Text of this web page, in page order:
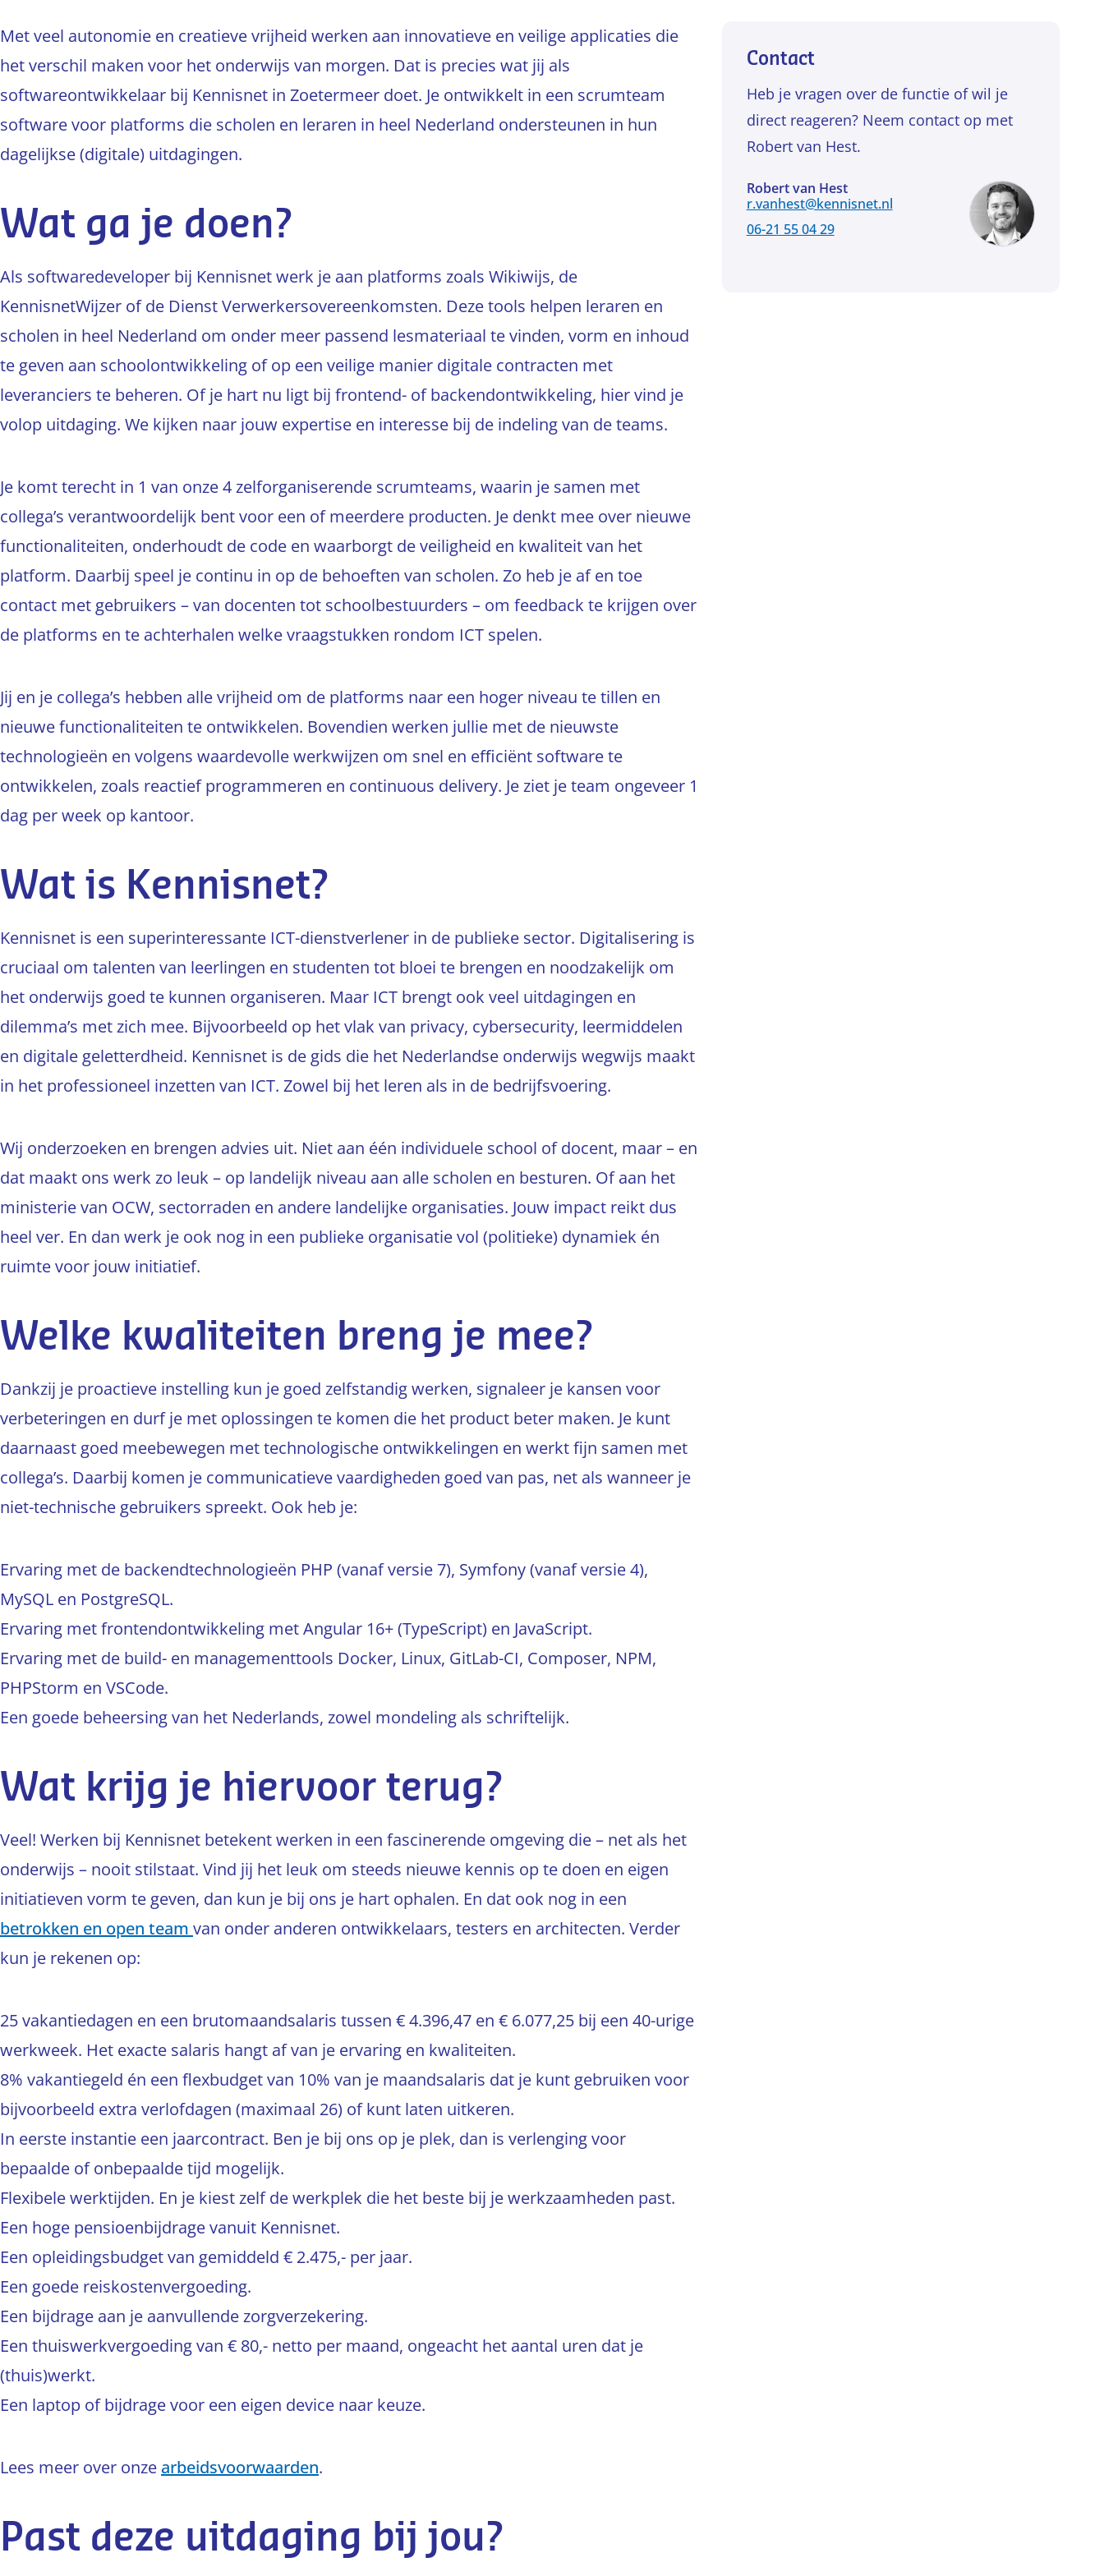
Contact
Heb je vragen over de functie of wil je
direct reageren? Neem contact op met
Robert van Hest.
Robert van Hest
r.vanhest@kennisnet.nl
06-21 55 04 29
Met veel autonomie en creatieve vrijheid werken aan innovatieve en veilige applicaties die
het verschil maken voor het onderwijs van morgen. Dat is precies wat jij als
softwareontwikkelaar bij Kennisnet in Zoetermeer doet. Je ontwikkelt in een scrumteam
software voor platforms die scholen en leraren in heel Nederland ondersteunen in hun
dagelijkse (digitale) uitdagingen.
Wat ga je doen?
Als softwaredeveloper bij Kennisnet werk je aan platforms zoals Wikiwijs, de
KennisnetWijzer of de Dienst Verwerkersovereenkomsten. Deze tools helpen leraren en
scholen in heel Nederland om onder meer passend lesmateriaal te vinden, vorm en inhoud
te geven aan schoolontwikkeling of op een veilige manier digitale contracten met
leveranciers te beheren. Of je hart nu ligt bij frontend- of backendontwikkeling, hier vind je
volop uitdaging. We kijken naar jouw expertise en interesse bij de indeling van de teams.
Je komt terecht in 1 van onze 4 zelforganiserende scrumteams, waarin je samen met
collega’s verantwoordelijk bent voor een of meerdere producten. Je denkt mee over nieuwe
functionaliteiten, onderhoudt de code en waarborgt de veiligheid en kwaliteit van het
platform. Daarbij speel je continu in op de behoeften van scholen. Zo heb je af en toe
contact met gebruikers – van docenten tot schoolbestuurders – om feedback te krijgen over
de platforms en te achterhalen welke vraagstukken rondom ICT spelen.
Jij en je collega’s hebben alle vrijheid om de platforms naar een hoger niveau te tillen en
nieuwe functionaliteiten te ontwikkelen. Bovendien werken jullie met de nieuwste
technologieën en volgens waardevolle werkwijzen om snel en efficiënt software te
ontwikkelen, zoals reactief programmeren en continuous delivery. Je ziet je team ongeveer 1
dag per week op kantoor.
Wat is Kennisnet?
Kennisnet is een superinteressante ICT-dienstverlener in de publieke sector. Digitalisering is
cruciaal om talenten van leerlingen en studenten tot bloei te brengen en noodzakelijk om
het onderwijs goed te kunnen organiseren. Maar ICT brengt ook veel uitdagingen en
dilemma’s met zich mee. Bijvoorbeeld op het vlak van privacy, cybersecurity, leermiddelen
en digitale geletterdheid. Kennisnet is de gids die het Nederlandse onderwijs wegwijs maakt
in het professioneel inzetten van ICT. Zowel bij het leren als in de bedrijfsvoering.
Wij onderzoeken en brengen advies uit. Niet aan één individuele school of docent, maar – en
dat maakt ons werk zo leuk – op landelijk niveau aan alle scholen en besturen. Of aan het
ministerie van OCW, sectorraden en andere landelijke organisaties. Jouw impact reikt dus
heel ver. En dan werk je ook nog in een publieke organisatie vol (politieke) dynamiek én
ruimte voor jouw initiatief.
Welke kwaliteiten breng je mee?
Dankzij je proactieve instelling kun je goed zelfstandig werken, signaleer je kansen voor
verbeteringen en durf je met oplossingen te komen die het product beter maken. Je kunt
daarnaast goed meebewegen met technologische ontwikkelingen en werkt fijn samen met
collega’s. Daarbij komen je communicatieve vaardigheden goed van pas, net als wanneer je
niet-technische gebruikers spreekt. Ook heb je:
Ervaring met de backendtechnologieën PHP (vanaf versie 7), Symfony (vanaf versie 4),
MySQL en PostgreSQL.
Ervaring met frontendontwikkeling met Angular 16+ (TypeScript) en JavaScript.
Ervaring met de build- en managementtools Docker, Linux, GitLab-CI, Composer, NPM,
PHPStorm en VSCode.
Een goede beheersing van het Nederlands, zowel mondeling als schriftelijk.
Wat krijg je hiervoor terug?
Veel! Werken bij Kennisnet betekent werken in een fascinerende omgeving die – net als het
onderwijs – nooit stilstaat. Vind jij het leuk om steeds nieuwe kennis op te doen en eigen
initiatieven vorm te geven, dan kun je bij ons je hart ophalen. En dat ook nog in een
betrokken en open team van onder anderen ontwikkelaars, testers en architecten. Verder
kun je rekenen op:
25 vakantiedagen en een brutomaandsalaris tussen € 4.396,47 en € 6.077,25 bij een 40-urige
werkweek. Het exacte salaris hangt af van je ervaring en kwaliteiten.
8% vakantiegeld én een flexbudget van 10% van je maandsalaris dat je kunt gebruiken voor
bijvoorbeeld extra verlofdagen (maximaal 26) of kunt laten uitkeren.
In eerste instantie een jaarcontract. Ben je bij ons op je plek, dan is verlenging voor
bepaalde of onbepaalde tijd mogelijk.
Flexibele werktijden. En je kiest zelf de werkplek die het beste bij je werkzaamheden past.
Een hoge pensioenbijdrage vanuit Kennisnet.
Een opleidingsbudget van gemiddeld € 2.475,- per jaar.
Een goede reiskostenvergoeding.
Een bijdrage aan je aanvullende zorgverzekering.
Een thuiswerkvergoeding van € 80,- netto per maand, ongeacht het aantal uren dat je
(thuis)werkt.
Een laptop of bijdrage voor een eigen device naar keuze.
Lees meer over onze arbeidsvoorwaarden.
Past deze uitdaging bij jou?